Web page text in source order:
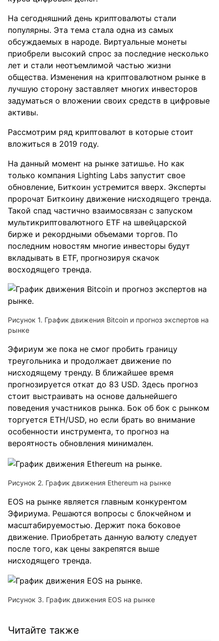
На сегодняшний день криптовалюты стали
популярны. Эта тема стала одна из самых
обсуждаемых в народе. Виртуальные монеты
приобрели высокий спрос за последние несколько
лет и стали неотъемлимой частью жизни
общества. Изменения на криптовалютном рынке в
лучшую сторону заставляет многих инвесторов
задуматься о вложении своих средств в цифровые
активы.
Рассмотрим ряд криптовалют в которые стоит
вложиться в 2019 году.
На данный момент на рынке затишье. Но как
только компания Lighting Labs запустит свое
обновление, Биткоин устремится вверх. Эксперты
пророчат Биткоину движение нисходящего тренда.
Такой спад частично взаимосвязан с запуском
мультикриптовалютного ETF на швейцарской
бирже и рекордными объемами торгов. По
последним новостям многие инвесторы будут
вкладывать в ETF, прогнозируя скачок
восходящего тренда.
Рисунок 1. График движения Bitcoin и прогноз экспертов на
рынке
Эфириум же пока не смог пробить границу
треугольника и продолжает движение по
нисходящему тренду. В ближайшее время
прогнозируется откат до 83 USD. Здесь прогноз
стоит выстраивать на основе дальнейшего
поведения участников рынка. Бок об бок с рынком
торгуется ETH/USD, но если брать во внимание
особенности инструмента, то прогноз на
вероятность обновления минимален.
Рисунок 2. График движения Ethereum на рынке
EOS на рынке является главным конкурентом
Эфириума. Решаются вопросы с блокчейном и
масштабируемостью. Держит пока боковое
движение. Приобретать данную валюту следует
после того, как цены закрепятся выше
нисходящего тренда.
Рисунок 3. График движения EOS на рынке
Читайте также